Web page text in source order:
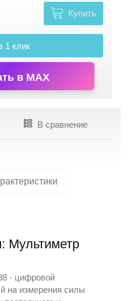
Купить
1 клик
в MAX
В сравнение
Мультиметр
- цифровой
на измерения силы